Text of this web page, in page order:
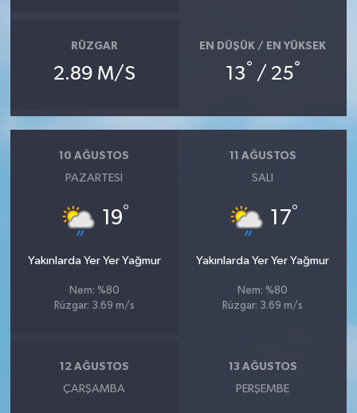
RÜZGAR
2.89 M/S
EN DÜŞÜK / EN YÜKSEK
13° / 25°
10 AĞUSTOS
PAZARTESI
19°
Yakınlarda Yer Yer Yağmur
Nem: %80
Rüzgar: 3.69 m/s
11 AĞUSTOS
SALI
17°
Yakınlarda Yer Yer Yağmur
Nem: %80
Rüzgar: 3.69 m/s
12 AĞUSTOS
ÇARŞAMBA
13 AĞUSTOS
PERŞEMBE